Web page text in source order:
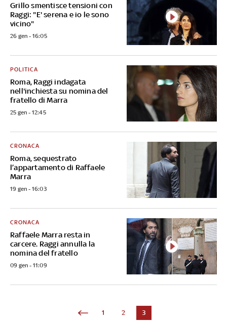
Grillo smentisce tensioni con
Raggi: "E' serena e io le sono
vicino"
26 gen - 16:05
Roma, Raggi indagata
nell'inchiesta su nomina del
fratello di Marra
POLITICA
25 gen - 12:45
Roma, sequestrato
l’appartamento di Raffaele
Marra
CRONACA
19 gen - 16:03
Raffaele Marra resta in
carcere. Raggi annulla la
nomina del fratello
CRONACA
09 gen - 11:09
1 2 3